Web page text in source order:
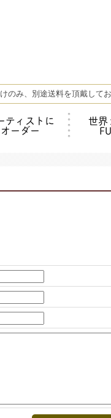
み、別途送料を頂戴してお
ティストに
オーダー
世界